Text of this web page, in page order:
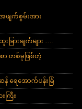
ဖျက်စွမ်းအား
းချက်များ ….
ာ တစ်ခုဖြစ်တဲ့
ရေအောက်ပန်းခြံ
ကြီး